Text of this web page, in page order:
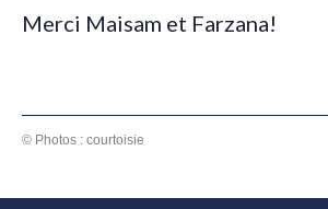
Merci Maisam et Farzana!
© Photos : courtoisie